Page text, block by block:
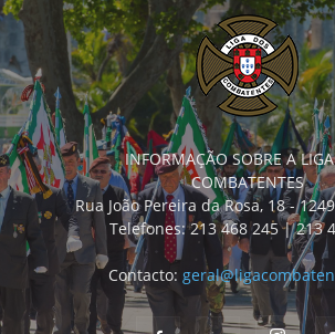
INFORMAÇÃO SOBRE A
COMBATENTES
Rua João Pereira da Rosa, 18 -
Telefones: 213 468 245 | 213
Contacto: